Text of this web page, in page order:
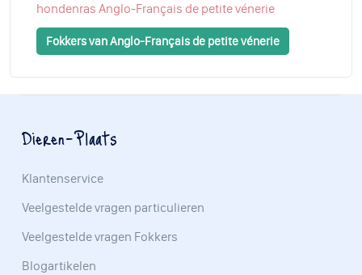
hondenras Anglo-Français de petite vénerie
Fokkers van Anglo-Français de petite vénerie
Dieren-Plaats
Klantenservice
Veelgestelde vragen particulieren
Veelgestelde vragen Fokkers
Blogartikelen